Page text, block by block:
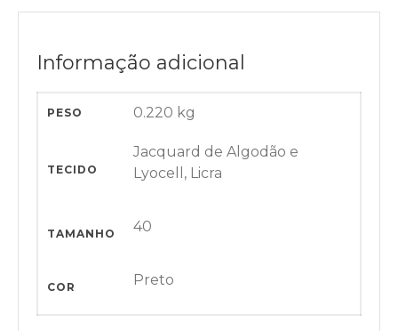
Informação adicional
PESO 0.220 kg
TECIDO
Jacquard de Algodão e
Lyocell, Licra
TAMANHO 40
COR Preto